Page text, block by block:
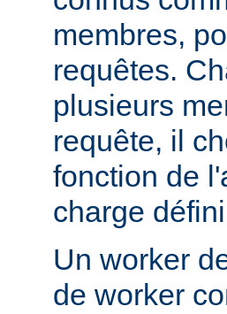
membres,
requêtes.
plusieurs
requête, il
fonction de
charge
Un worker
de worker